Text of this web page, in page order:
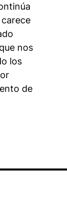
nos
los
de